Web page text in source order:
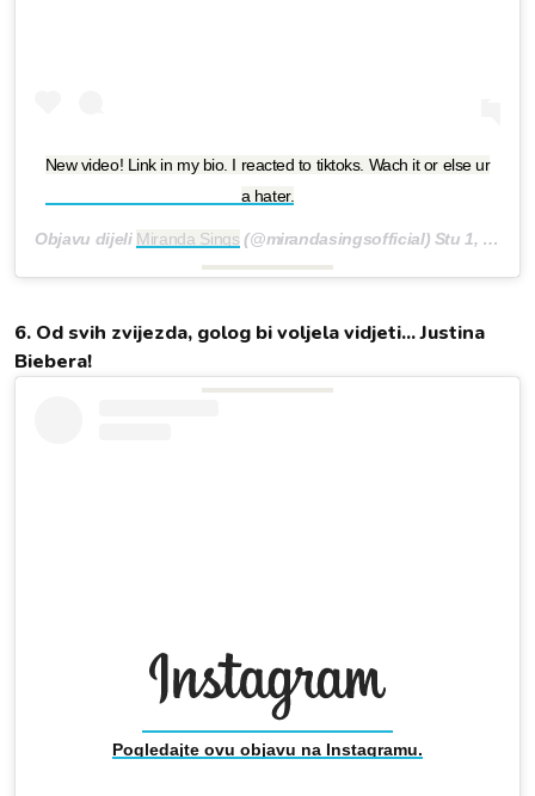
New video! Link in my bio. I reacted to tiktoks. Wach it or else ur
a hater.
Objavu dijeli Miranda Sings (@mirandasingsofficial) Stu 1, 2018 u 2:03 PDT
6. Od svih zvijezda, golog bi voljela vidjeti... Justina
Biebera!
Pogledajte ovu objavu na Instagramu.